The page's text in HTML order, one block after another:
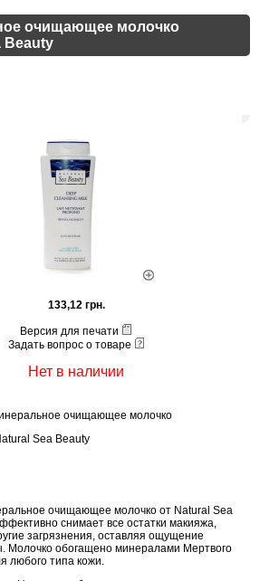
очищающее молочко
Beauty
133,12 грн.
Версия для печати
Задать вопрос о товаре
Нет в наличии
очищающее молочко
Sea Beauty
очищающее молочко от Natural Sea
снимает все остатки макияжа,
загрязнения, оставляя ощущение
Молочко обогащено минералами Мертвого
любого типа кожи.